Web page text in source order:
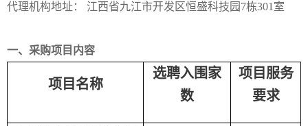
代理机构地址： 江西省九江市开发区恒盛科技园7栋301室
一、采购项目内容
项目名称
选聘入围家
数
项目服务
要求